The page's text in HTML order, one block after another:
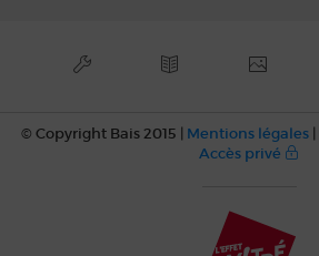
© Copyright Bais 2015 | Mentions légales |
Accès privé